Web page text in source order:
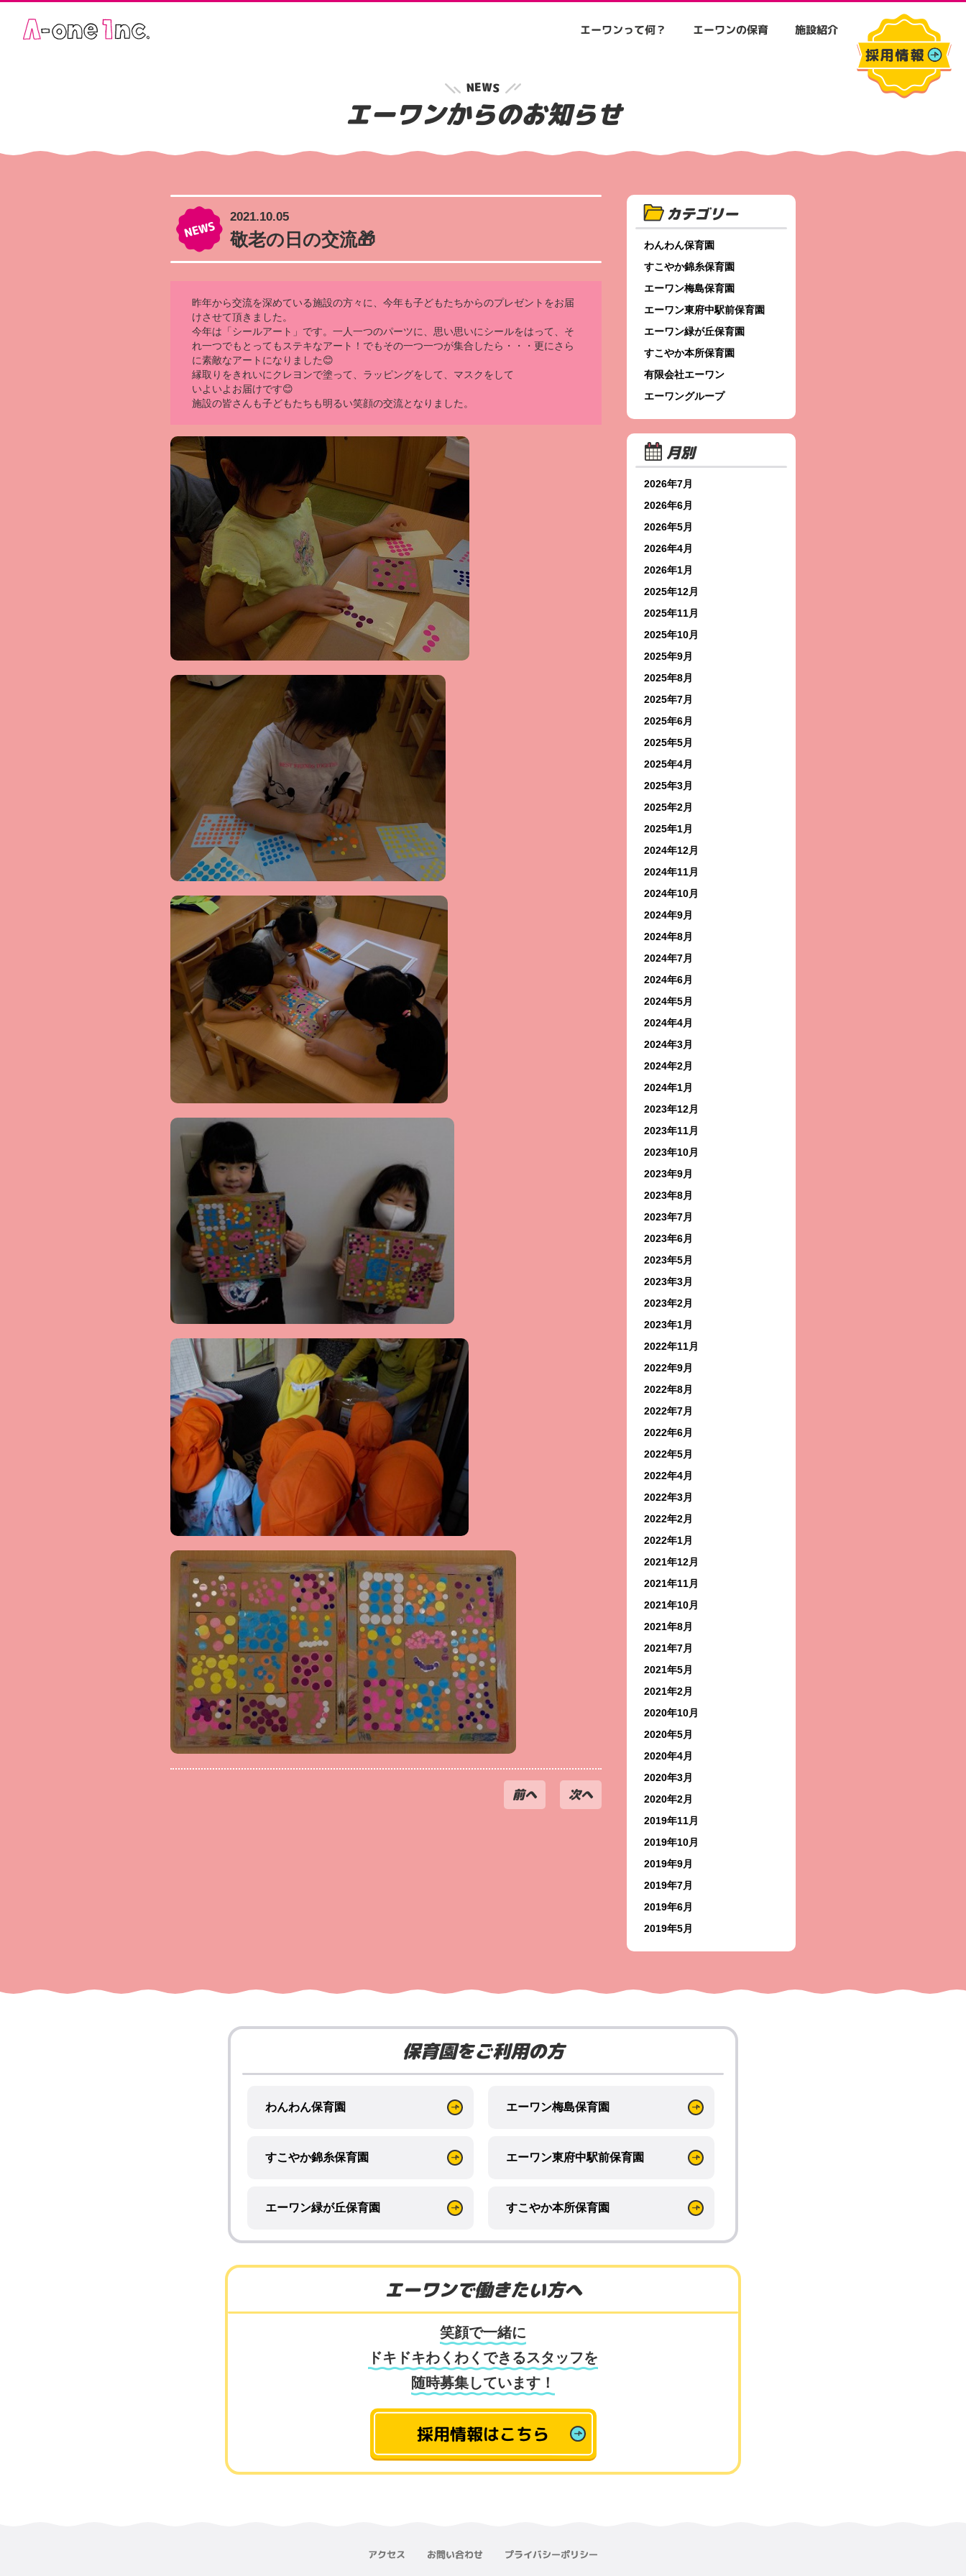
エーワンって何？ エーワンの保育 施設紹介
NEWS
エーワンからのお知らせ
2021.10.05
敬老の日の交流🎁
昨年から交流を深めている施設の方々に、今年も子どもたちからのプレゼントをお届
けさせて頂きました。
今年は「シールアート」です。一人一つのパーツに、思い思いにシールをはって、そ
れ一つでもとってもステキなアート！でもその一つ一つが集合したら・・・更にさら
に素敵なアートになりました😊
縁取りをきれいにクレヨンで塗って、ラッピングをして、マスクをして
いよいよお届けです😊
施設の皆さんも子どもたちも明るい笑顔の交流となりました。
前へ 次へ
カテゴリー
わんわん保育園
すこやか錦糸保育園
エーワン梅島保育園
エーワン東府中駅前保育園
エーワン緑が丘保育園
すこやか本所保育園
有限会社エーワン
エーワングループ
月別
2026年7月
2026年6月
2026年5月
2026年4月
2026年1月
2025年12月
2025年11月
2025年10月
2025年9月
2025年8月
2025年7月
2025年6月
2025年5月
2025年4月
2025年3月
2025年2月
2025年1月
2024年12月
2024年11月
2024年10月
2024年9月
2024年8月
2024年7月
2024年6月
2024年5月
2024年4月
2024年3月
2024年2月
2024年1月
2023年12月
2023年11月
2023年10月
2023年9月
2023年8月
2023年7月
2023年6月
2023年5月
2023年3月
2023年2月
2023年1月
2022年11月
2022年9月
2022年8月
2022年7月
2022年6月
2022年5月
2022年4月
2022年3月
2022年2月
2022年1月
2021年12月
2021年11月
2021年10月
2021年8月
2021年7月
2021年5月
2021年2月
2020年10月
2020年5月
2020年4月
2020年3月
2020年2月
2019年11月
2019年10月
2019年9月
2019年7月
2019年6月
2019年5月
保育園をご利用の方
わんわん保育園 エーワン梅島保育園
すこやか錦糸保育園 エーワン東府中駅前保育園
エーワン緑が丘保育園 すこやか本所保育園
エーワンで働きたい方へ
笑顔で一緒に
ドキドキわくわくできるスタッフを
随時募集しています！
採用情報はこちら
アクセス お問い合わせ プライバシーポリシー